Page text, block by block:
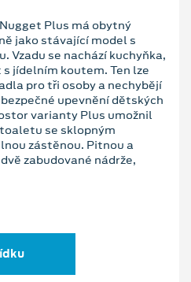
Plus má obytný
jako stávající model s
Vzadu se nachází kuchyňka,
jídelním koutem. Ten lze
pro tři osoby a nechybějí
upevnění dětských
varianty Plus umožnil
se sklopným
zástěnou. Pitnou a
zabudované nádrže,